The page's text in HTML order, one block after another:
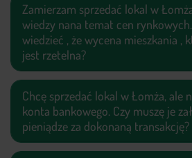
Zamierzam sprzedać lokal w Łomża, ale nie mam
wiedzy nana temat cen rynkowych. Skąd będę
wiedzieć , że wycena mieszkania , którą dostanę
jest rzetelna?
Chcę sprzedać lokal w Łomża, ale nie posiadam
konta bankowego. Czy muszę je założyć, by dostać
pieniądze za dokonaną transakcję?